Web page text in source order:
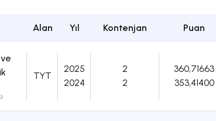
Alan Yıl Kontenjan Puan
TYT
2025
2024
2
2
360,71663
353,41400